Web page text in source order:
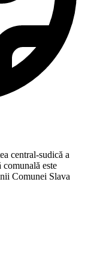
central-sudică a
este
Comunei Slava